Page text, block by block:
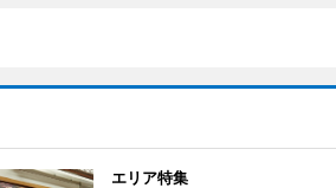
エリア特集